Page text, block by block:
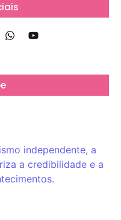
independente, a
a credibilidade e a